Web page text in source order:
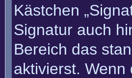
Kästchen
Signatur auch
Bereich das
aktivierst.